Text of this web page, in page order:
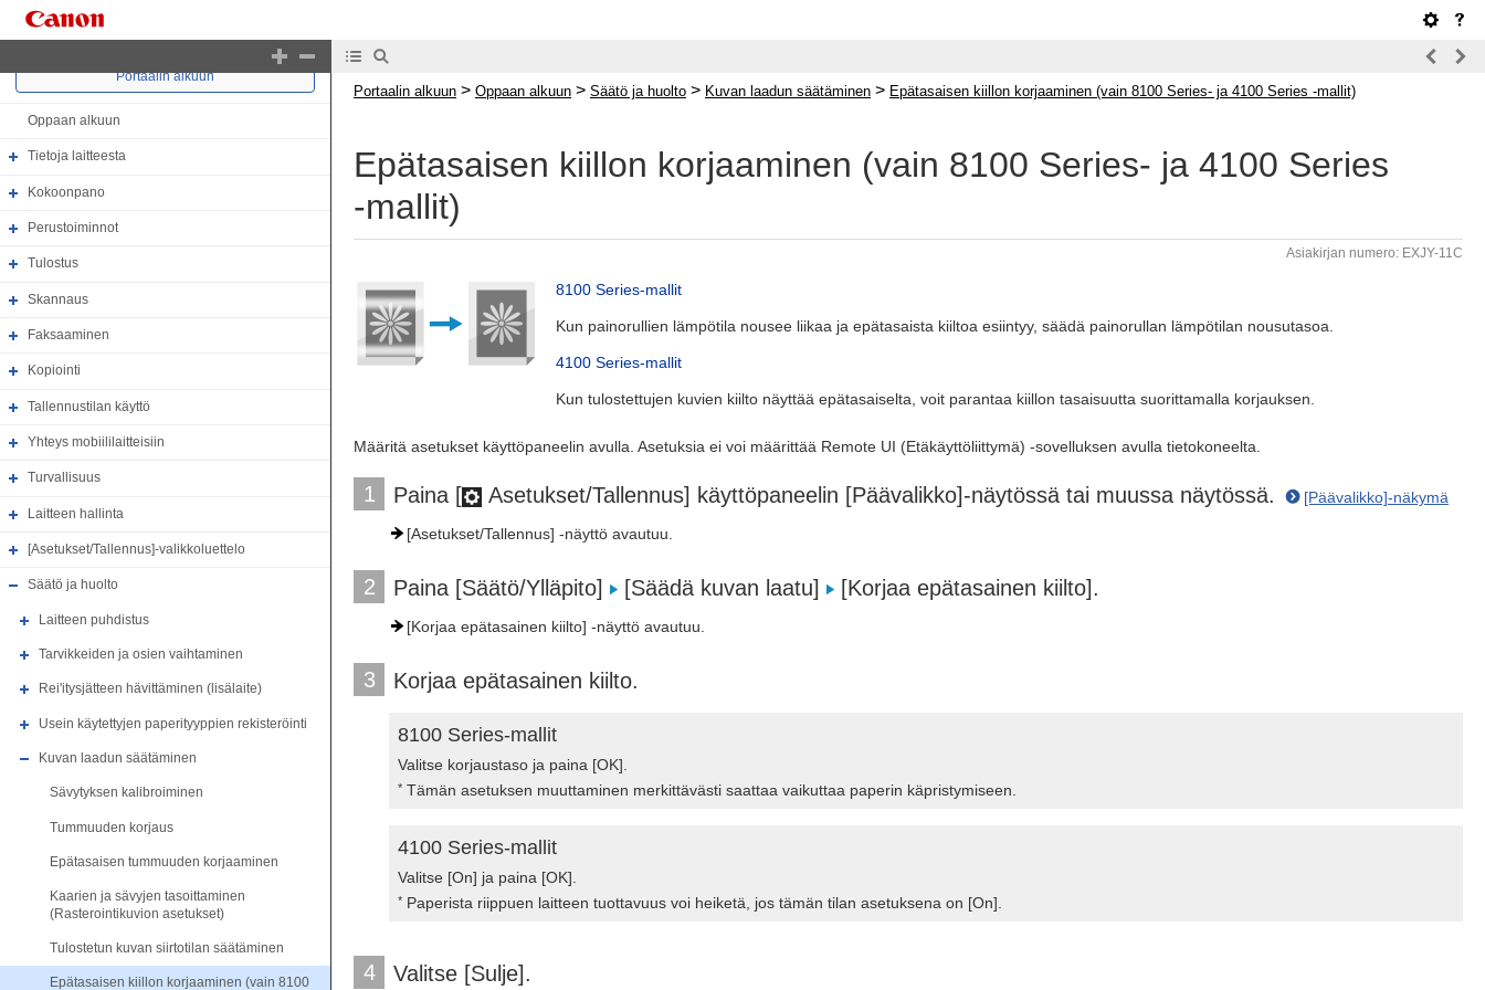
Portaalin alkuun
Oppaan alkuun
Tietoja laitteesta
Kokoonpano
Perustoiminnot
Tulostus
Skannaus
Faksaaminen
Kopiointi
Tallennustilan käyttö
Yhteys mobiililaitteisiin
Turvallisuus
Laitteen hallinta
[Asetukset/Tallennus]-valikkoluettelo
Säätö ja huolto
Laitteen puhdistus
Tarvikkeiden ja osien vaihtaminen
Rei'itysjätteen hävittäminen (lisälaite)
Usein käytettyjen paperityyppien rekisteröinti
Kuvan laadun säätäminen
Sävytyksen kalibroiminen
Tummuuden korjaus
Epätasaisen tummuuden korjaaminen
Kaarien ja sävyjen tasoittaminen
(Rasterointikuvion asetukset)
Tulostetun kuvan siirtotilan säätäminen
Epätasaisen kiillon korjaaminen (vain 8100
Portaalin alkuun > Oppaan alkuun > Säätö ja huolto > Kuvan laadun säätäminen > Epätasaisen kiillon korjaaminen (vain 8100 Series- ja 4100 Series ‑mallit)
Epätasaisen kiillon korjaaminen (vain 8100 Series- ja 4100 Series
‑mallit)
Asiakirjan numero: EXJY-11C
8100 Series‑mallit
Kun painorullien lämpötila nousee liikaa ja epätasaista kiiltoa esiintyy, säädä painorullan lämpötilan nousutasoa.
4100 Series‑mallit
Kun tulostettujen kuvien kiilto näyttää epätasaiselta, voit parantaa kiillon tasaisuutta suorittamalla korjauksen.
Määritä asetukset käyttöpaneelin avulla. Asetuksia ei voi määrittää Remote UI (Etäkäyttöliittymä) -sovelluksen avulla tietokoneelta.
1 Paina [ Asetukset/Tallennus] käyttöpaneelin [Päävalikko]-näytössä tai muussa näytössä. [Päävalikko]-näkymä
[Asetukset/Tallennus] -näyttö avautuu.
2 Paina [Säätö/Ylläpito] [Säädä kuvan laatu] [Korjaa epätasainen kiilto].
[Korjaa epätasainen kiilto] -näyttö avautuu.
3 Korjaa epätasainen kiilto.
8100 Series‑mallit
Valitse korjaustaso ja paina [OK].
* Tämän asetuksen muuttaminen merkittävästi saattaa vaikuttaa paperin käpristymiseen.
4100 Series‑mallit
Valitse [On] ja paina [OK].
* Paperista riippuen laitteen tuottavuus voi heiketä, jos tämän tilan asetuksena on [On].
4 Valitse [Sulje].